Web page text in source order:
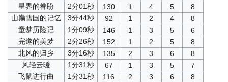
星界的眷盼
2分01秒 130 1 4 5
8
山巅雪国的记忆
3分44秒 92 1 2 4
8
童梦历险记
1分09秒 146 1 3 5
6
完遂的美梦
2分26秒 152 1 2 5
8
北风的归乡
3分16秒 135 2 3 6
8
风轻云暖
1分31秒 67 1 3 5
7
飞鼠进行曲
1分31秒 116 2 3 6
8